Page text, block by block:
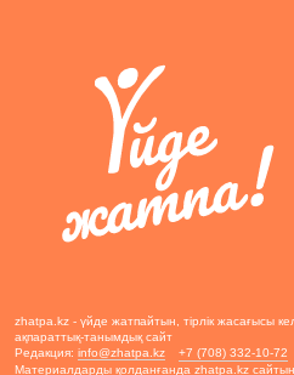
zhatpa.kz - үйде жатпайтын, тірлік жасағысы
ақпараттық-танымдық сайт
Редакция: info@zhatpa.kz
+7 (708) 332-10-72
Материалдарды қолданғанда zhatpa.kz